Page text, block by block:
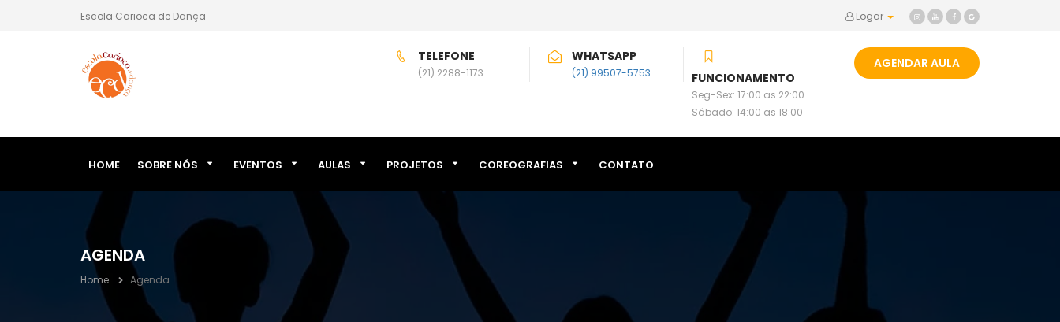
Escola Carioca de Dança Logar
TELEFONE
(21) 2288-1173
WHATSAPP
(21) 99507-5753 FUNCIONAMENTO
Seg-Sex: 17:00 as 22:00
Sábado: 14:00 as 18:00
AGENDAR AULA
HOME SOBRE NÓS EVENTOS AULAS PROJETOS COREOGRAFIAS CONTATO
AGENDA
Home Agenda